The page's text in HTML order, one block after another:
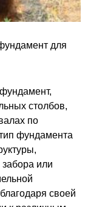
для
столбов,
по
фундамента
или
своей